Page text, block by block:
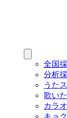
全国
分析
うた
歌い
カラ
キョ